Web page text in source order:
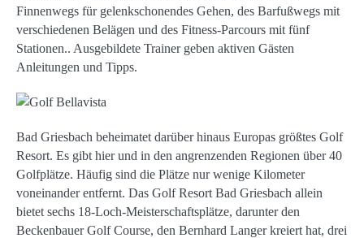
Finnenwegs für gelenkschonendes Gehen, des Barfußwegs mit
verschiedenen Belägen und des Fitness-Parcours mit fünf
Stationen.. Ausgebildete Trainer geben aktiven Gästen
Anleitungen und Tipps.
Bad Griesbach beheimatet darüber hinaus Europas größtes Golf
Resort. Es gibt hier und in den angrenzenden Regionen über 40
Golfplätze. Häufig sind die Plätze nur wenige Kilometer
voneinander entfernt. Das Golf Resort Bad Griesbach allein
bietet sechs 18-Loch-Meisterschaftsplätze, darunter den
Beckenbauer Golf Course, den Bernhard Langer kreiert hat, drei